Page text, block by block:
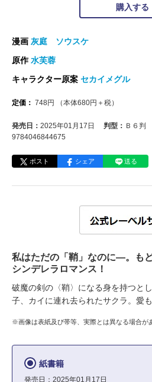
購入する
漫画 灰庭 ソウスケ
原作水芙蓉
キャラクター原案 セカイメグル
定価： 748円 （本体680円＋税）
発売日： 2025年01月17日 判型： Ｂ６判
9784046844675
ポスト シェア 送る
私はただの「鞘」なのに―。も
シンデレラロマンス！
破魔の剣の〈鞘〉になる身を持つと
子、カイに連れ去られたサクラ。愛も
※画像は表紙及び帯等、実際とは異なる場合が
紙書籍
発売日：2025年01月17日